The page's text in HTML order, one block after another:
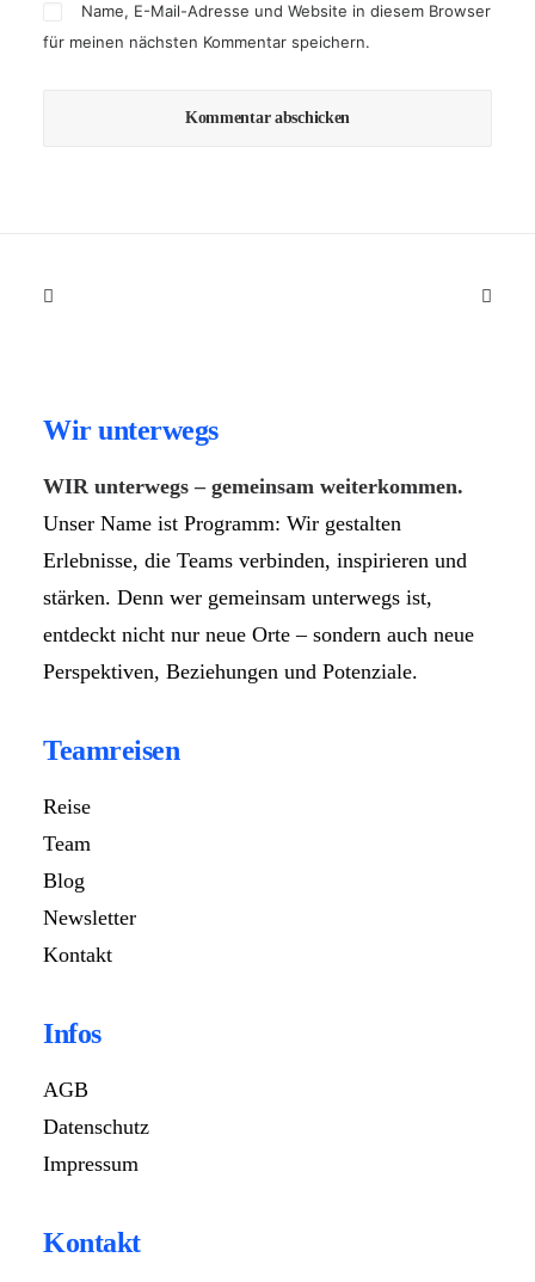
Name, E-Mail-Adresse und Website in diesem Browser
für meinen nächsten Kommentar speichern.
Wir unterwegs
WIR unterwegs – gemeinsam weiterkommen.
Unser Name ist Programm: Wir gestalten
Erlebnisse, die Teams verbinden, inspirieren und
stärken. Denn wer gemeinsam unterwegs ist,
entdeckt nicht nur neue Orte – sondern auch neue
Perspektiven, Beziehungen und Potenziale.
Teamreisen
Reise
Team
Blog
Newsletter
Kontakt
Infos
AGB
Datenschutz
Impressum
Kontakt